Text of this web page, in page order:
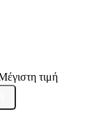
τιμή